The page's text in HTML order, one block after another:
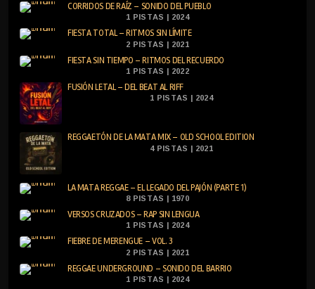
CORRIDOS DE RAÍZ – SONIDO DEL PUEBLO
1 PISTAS | 2024
FIESTA TOTAL – RITMOS SIN LÍMITE
2 PISTAS | 2021
FIESTA SIN TIEMPO – RITMOS DEL RECUERDO
1 PISTAS | 2022
FUSIÓN LETAL – DEL BEAT AL RIFF
1 PISTAS | 2024
REGGAETÓN DE LA MATA MIX – OLD SCHOOL EDITION
4 PISTAS | 2021
LA MATA REGGAE – EL LEGADO DEL PAJÓN (PARTE 1)
8 PISTAS | 1970
VERSOS CRUZADOS – RAP SIN LENGUA
1 PISTAS | 2024
FIEBRE DE MERENGUE – VOL. 3
2 PISTAS | 2021
REGGAE UNDERGROUND – SONIDO DEL BARRIO
1 PISTAS | 2024